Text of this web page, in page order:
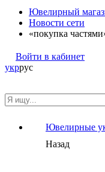
Ювелирный
Новости сети
«покупка
Войти в кабинет
укррус
Ювелирные
Назад